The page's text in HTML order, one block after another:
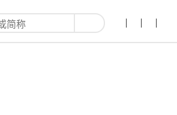
大但人文艺术-红利